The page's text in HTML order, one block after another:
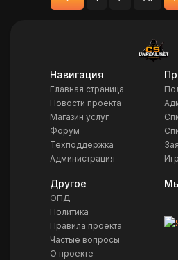
Навигация
Главная страница
Новости проекта
Магазин услуг
Форум
Техподдержка
Администрация
Другое
ОПД
Политика
Правила проекта
Частые вопросы
О проекте